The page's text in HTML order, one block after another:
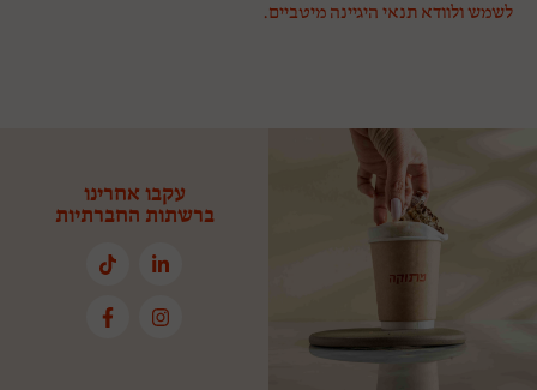
לשמש ולוודא תנאי היגיינה מיטביים.
עקבו אחרינו
ברשתות החברתיות